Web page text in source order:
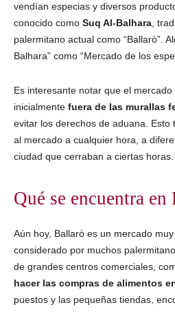
vendían especias y diversos
conocido como Suq Al-Balhara ,
palermitano actual como “Ballarò”.
Balhara” como “Mercado de los
Es interesante notar que el
inicialmente fuera de las murallas
evitar los derechos de aduana.
al mercado a cualquier hora, a
ciudad que cerraban a ciertas horas.
Qué se encuentra en
Aún hoy, Ballarò es un mercado
considerado por muchos
de grandes centros comerciales,
hacer las compras de alimentos
puestos y las pequeñas tiendas,